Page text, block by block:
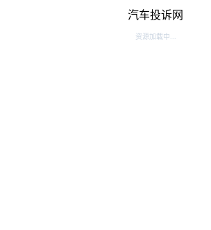
汽车投诉网
资源加载中...